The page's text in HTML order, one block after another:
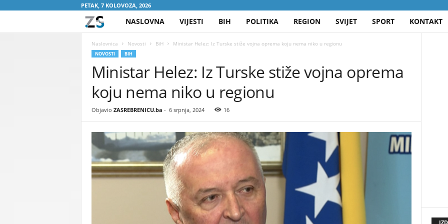
PETAK, 7 KOLOVOZA, 2026
A
S
E
B
R
E
NASLOVNA VIJESTI BIH POLITIKA REGION SVIJET SPORT KONTAKT
Naslovnica Novosti BiH Ministar Helez: Iz Turske stiže vojna oprema koju nema niko u regionu
NOVOSTI BIH
Ministar Helez: Iz Turske stiže vojna oprema
koju nema niko u regionu
Objavio ZASREBRENICU.ba - 6 srpnja, 2024 16